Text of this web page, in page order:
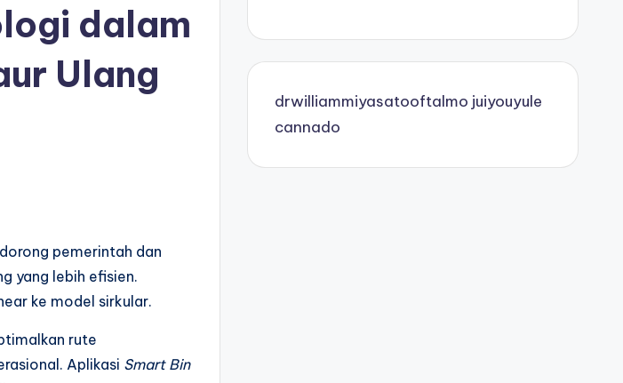
dalam
Ulang
pemerintah dan
yang lebih efisien.
ke model sirkular.
rute
Aplikasi Smart Bin
drwilliammiyasatooftalmo juiyouyule
cannado